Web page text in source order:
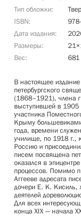
Тип обложки
ISBN
Дата издания
Размеры
Вес
681
В настоящее
петербургского
(1868–1921), члена
выступившей в 1905
участника
Крыму
года, времени
училище, по 1918 г.,
Россию и
писем посвящена
оказался в
процессов. Помимо
Аггееве адресата
дочери Е. К. Кисиль,
деятелей
Для всех
конца XIX — начала